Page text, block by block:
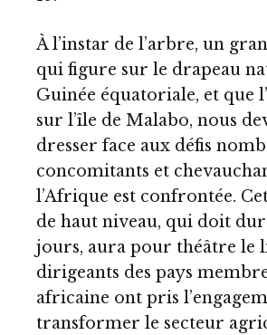
À l’instar de l’arbre, un
qui figure sur le drapeau
Guinée équatoriale, et que
sur l’île de Malabo, nous
dresser face aux défis
concomitants et
l’Afrique est confrontée.
de haut niveau, qui doit
jours, aura pour théâtre le
dirigeants des pays
africaine ont pris
transformer le secteur